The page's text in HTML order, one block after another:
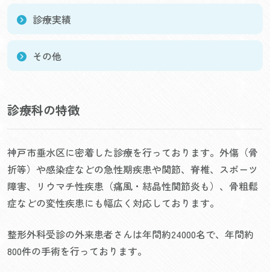
診療実績
その他
診療科の特徴
神戸市垂水区に密着した診療を行っております。外傷（骨
折等）や感染症などの急性期疾患や関節、脊椎、スポーツ
障害、リウマチ性疾患（痛風・結晶性関節炎も）、骨粗鬆
症などの変性疾患にも幅広く対応しております。
整形外科受診の外来患者さんは年間約24000名で、年間約
800件の手術を行っております。